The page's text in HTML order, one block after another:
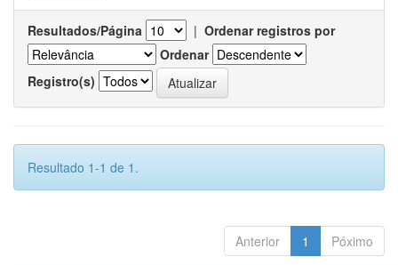
Resultados/Página | Ordenar registros por
Ordenar
Registro(s)
Resultado 1-1 de 1.
Anterior 1 Póximo